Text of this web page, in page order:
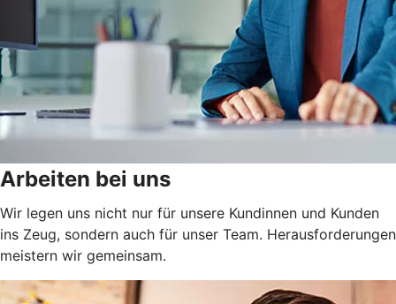
Arbeiten bei uns
Wir legen uns nicht nur für unsere Kundinnen und Kunden
ins Zeug, sondern auch für unser Team. Herausforderungen
meistern wir gemeinsam.